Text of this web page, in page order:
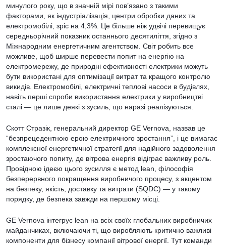
минулого року, що в значній мірі пов’язано з такими
факторами, як індустріалізація, центри обробки даних та
електромобілі, зріс на 4,3%. Це більше ніж удвічі перевищує
середньорічний показник останнього десятиліття, згідно з
Міжнародним енергетичним агентством. Світ робить все
можливе, щоб ширше перевести попит на енергію на
електромережу, де природні ефективності електрики можуть
бути використані для оптимізації витрат та кращого контролю
викидів. Електромобілі, електричні теплові насоси в будівлях,
навіть перші спроби використання електрики у виробництві
сталі — це лише деякі з зусиль, що наразі реалізуються.
Скотт Стразік, генеральний директор GE Vernova, назвав це
“безпрецедентною ерою електричного зростання”, і це вимагає
комплексної енергетичної стратегії для надійного задоволення
зростаючого попиту, де вітрова енергія відіграє важливу роль.
Провідною ідеєю цього зусилля є метод lean, філософія
безперервного покращення виробничого процесу, з акцентом
на безпеку, якість, доставку та витрати (SQDC) — у такому
порядку, де безпека завжди на першому місці.
GE Vernova інтегрує lean на всіх своїх глобальних виробничих
майданчиках, включаючи ті, що виробляють критично важливі
компоненти для бізнесу компанії вітрової енергії. Тут команди